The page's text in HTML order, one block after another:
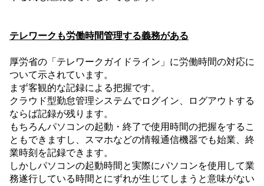
テレワークも労働時間管理する義務がある
厚労省の「テレワークガイドライン」に労働時間の対応に
ついて示されています。
まず客観的な記録による把握です。
クラウド型勤怠管理システムでログイン、ログアウトする
ならば記録が残ります。
もちろんパソコンの起動・終了で使用時間の把握をするこ
ともできますし、スマホなどの情報通信機器でも始業、終
業時刻を記録できます。
しかしパソコンの起動時間と実際にパソコンを使用して業
務遂行している時間とにずれが生じてしまうと意味がない